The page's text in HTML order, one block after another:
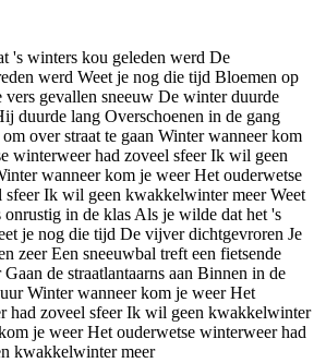
's winters kou geleden werd De
werd Weet je nog die tijd Bloemen op
gevallen sneeuw De winter duurde
duurde lang Overschoenen in de gang
over straat te gaan Winter wanneer kom
winterweer had zoveel sfeer Ik wil geen
wanneer kom je weer Het ouderwetse
sfeer Ik wil geen kwakkelwinter meer Weet
in de klas Als je wilde dat het 's
je nog die tijd De vijver dichtgevroren Je
zeer Een sneeuwbal treft een fietsende
de straatlantaarns aan Binnen in de
Winter wanneer kom je weer Het
had zoveel sfeer Ik wil geen kwakkelwinter
je weer Het ouderwetse winterweer had
kwakkelwinter meer